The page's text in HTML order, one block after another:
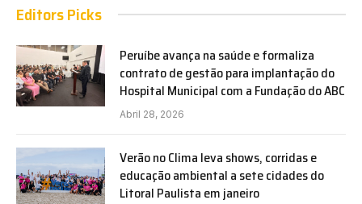
Editors Picks
Peruíbe avança na saúde e formaliza
contrato de gestão para implantação do
Hospital Municipal com a Fundação do ABC
Abril 28, 2026
Verão no Clima leva shows, corridas e
educação ambiental a sete cidades do
Litoral Paulista em janeiro